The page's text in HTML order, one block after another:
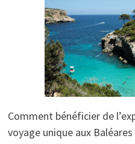
Comment bénéficier de
voyage unique aux Baléares